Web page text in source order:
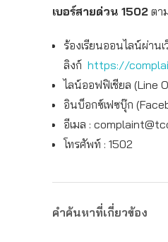
เบอร์สายด่วน 1502 ตา
ร้องเรียนออนไลน์ผ่าน
ลิงก์ https://
ไลน์ออฟฟิเชียล (Line
อินบ็อกซ์เฟซบุ๊ก
อีเมล :
โทรศัพท์ : 1502
คำค้นหาที่เกี่ยวข้อง